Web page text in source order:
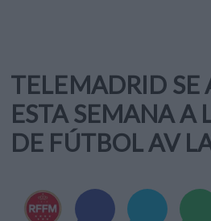
TELEMADRID SE
ESTA SEMANA A
DE FÚTBOL AV